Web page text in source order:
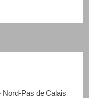
Nord-Pas de Calais